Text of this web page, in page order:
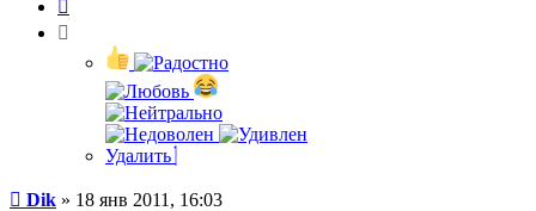
Удалить
Сообщение
Dik » 18 янв 2011, 16:03